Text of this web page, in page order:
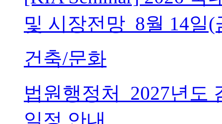
및 시장전망_8월 14일(
건축/문화
법원행정처_2027년도